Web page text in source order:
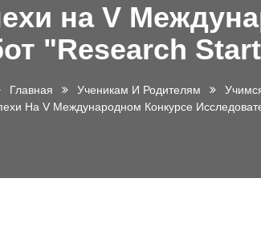
на V
"Research
Главная Ученикам И Родителям
На V Международном Конкурсе